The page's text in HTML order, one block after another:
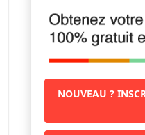
NOUVEAU ?